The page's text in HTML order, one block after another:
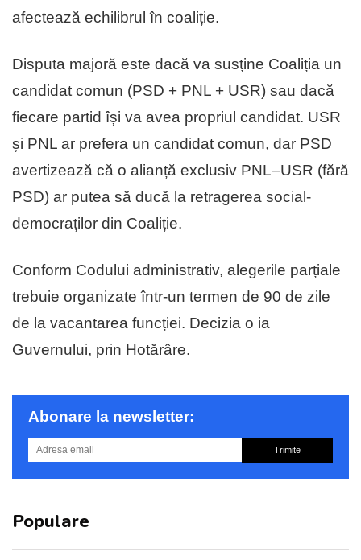
afectează echilibrul în coaliție.
Disputa majoră este dacă va susține Coaliția un
candidat comun (PSD + PNL + USR) sau dacă
fiecare partid își va avea propriul candidat. USR
și PNL ar prefera un candidat comun, dar PSD
avertizează că o alianță exclusiv PNL–USR (fără
PSD) ar putea să ducă la retragerea social-
democraților din Coaliție.
Conform Codului administrativ, alegerile parțiale
trebuie organizate într-un termen de 90 de zile
de la vacantarea funcției. Decizia o ia
Guvernului, prin Hotărâre.
Abonare la newsletter:
Trimite
Populare